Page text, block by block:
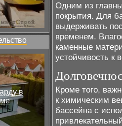
в
Одним из
покрытия. Для
выдерживать
временем.
каменные
устойчивость к
Кроме того,
к химическим
бассейна с